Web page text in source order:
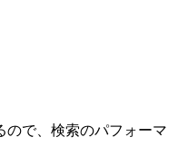
ので、検索のパフォーマ